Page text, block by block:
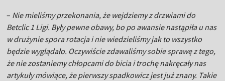
– Nie mieliśmy przekonania, że wejdziemy z drzwiami do
Betclic 1 Ligi. Były pewne obawy, bo po awansie nastąpiła u nas
w drużynie spora rotacja i nie wiedzieliśmy jak to wszystko
będzie wyglądało. Oczywiście zdawaliśmy sobie sprawę z tego,
że nie zostaniemy chłopcami do bicia i trochę nakręcały nas
artykuły mówiące, że pierwszy spadkowicz jest już znany. Takie